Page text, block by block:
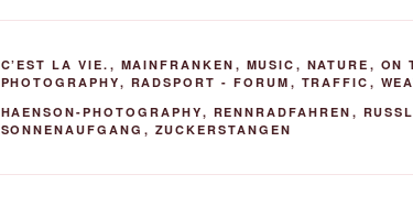
KATEGORIEN
C’EST LA VIE. , MAINFRANKEN , MUSIC , NATURE , ON
PHOTOGRAPHY, RADSPORT - FORUM , TRAFFIC ,
SCHLAGWÖRTER
HAENSON-PHOTOGRAPHY, RENNRADFAHREN ,
SONNENAUFGANG , ZUCKERSTANGEN